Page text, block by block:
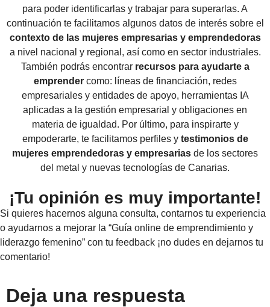
para poder identificarlas y trabajar para superarlas. A
continuación te facilitamos algunos datos de interés sobre el
contexto de las mujeres empresarias y emprendedoras
a nivel nacional y regional, así como en sector industriales.
También podrás encontrar recursos para ayudarte a
emprendercomo: líneas de financiación, redes
empresariales y entidades de apoyo, herramientas IA
aplicadas a la gestión empresarial y obligaciones en
materia de igualdad. Por último, para inspirarte y
empoderarte, te facilitamos perfiles y testimonios de
mujeres emprendedoras y empresarias de los sectores
del metal y nuevas tecnologías de Canarias.
¡Tu opinión es muy importante!
Si quieres hacernos alguna consulta, contarnos tu experiencia
o ayudarnos a mejorar la “Guía online de emprendimiento y
liderazgo femenino” con tu feedback ¡no dudes en dejarnos tu
comentario!
Deja una respuesta